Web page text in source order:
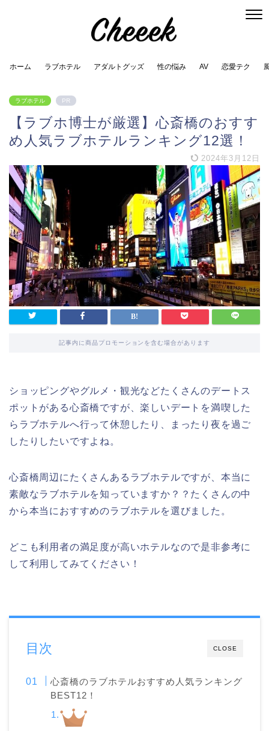
ホーム ラブホテル アダルトグッズ 性の悩み AV 恋愛テク
ラブホテル PR
【ラブホ博士が厳選】心斎橋のおすす
め人気ラブホテルランキング12選！
2024年3月12日
記事内に商品プロモーションを含む場合があります
ショッピングやグルメ・観光などたくさんのデートス
ポットがある心斎橋ですが、楽しいデートを満喫した
らラブホテルへ行って休憩したり、まったり夜を過ご
したりしたいですよね。
心斎橋周辺にたくさんあるラブホテルですが、本当に
素敵なラブホテルを知っていますか？？たくさんの中
から本当におすすめのラブホテルを選びました。
どこも利用者の満足度が高いホテルなので是非参考に
して利用してみてください！
CLOSE
目次
心斎橋のラブホテルおすすめ人気ランキング
BEST12！